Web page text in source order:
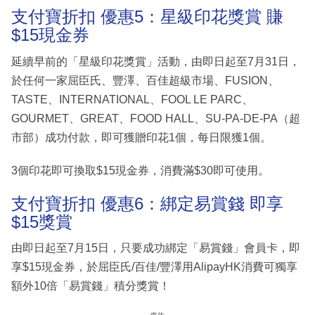
支付寶折扣 優惠5：星級印花獎賞 賺
$15現金券
延續早前的「星級印花獎賞」活動，由即日起至7月31日，
於任何一家屈臣氏、豐澤、百佳超級市場、FUSION、
TASTE、INTERNATIONAL、FOOL LE PARC、
GOURMET、GREAT、FOOD HALL、SU-PA-DE-PA（超
市部）成功付款，即可獲贈印花1個，每日限獲1個。
3個印花即可換取$15現金券，消費滿$30即可使用。
支付寶折扣 優惠6：綁定易賞錢 即享
$15獎賞
由即日起至7月15日，只要成功綁定「易賞錢」會員卡，即
享$15現金券，於屈臣氏/百佳/豐澤用AlipayHK消費可獨享
額外10倍「易賞錢」積分獎賞！